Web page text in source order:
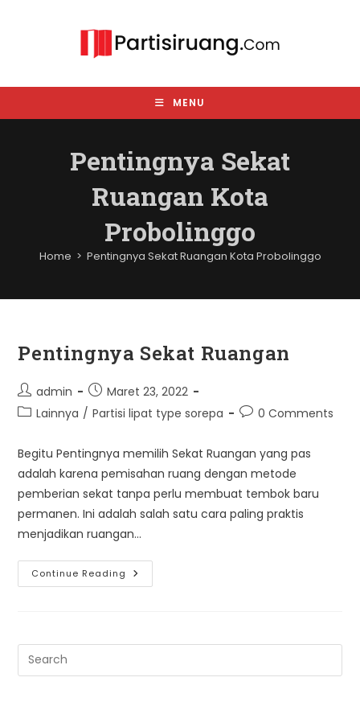
MENU
Pentingnya Sekat
Ruangan Kota
Probolinggo
Home > Pentingnya Sekat Ruangan Kota Probolinggo
Pentingnya Sekat Ruangan
Post
author:
admin
Post
published:
Maret 23, 2022
PostLainnya / Partisi lipat type sorepa
Post0 Comments
Begitu Pentingnya memilih Sekat Ruangan yang pas
adalah karena pemisahan ruang dengan metode
pemberian sekat tanpa perlu membuat tembok baru
permanen. Ini adalah salah satu cara paling praktis
menjadikan ruangan…
Continue Reading Pentingnya
Sekat